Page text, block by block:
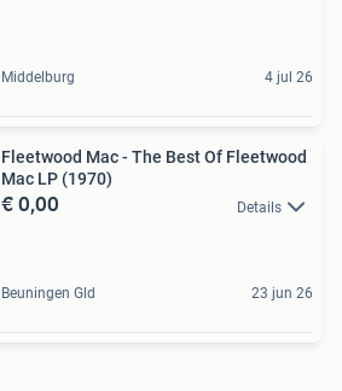
Middelburg 4 jul 26
Fleetwood Mac - The Best Of Fleetwood
Mac LP (1970)
€ 0,00 Details
Beuningen Gld 23 jun 26